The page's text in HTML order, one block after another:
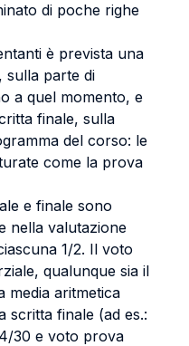
di poche righe
è prevista una
sulla parte di
a quel momento, e
finale, sulla
del corso: le
come la prova
e finale sono
nella valutazione
1/2. Il voto
qualunque sia il
media aritmetica
scritta finale (ad es.:
30 e voto prova